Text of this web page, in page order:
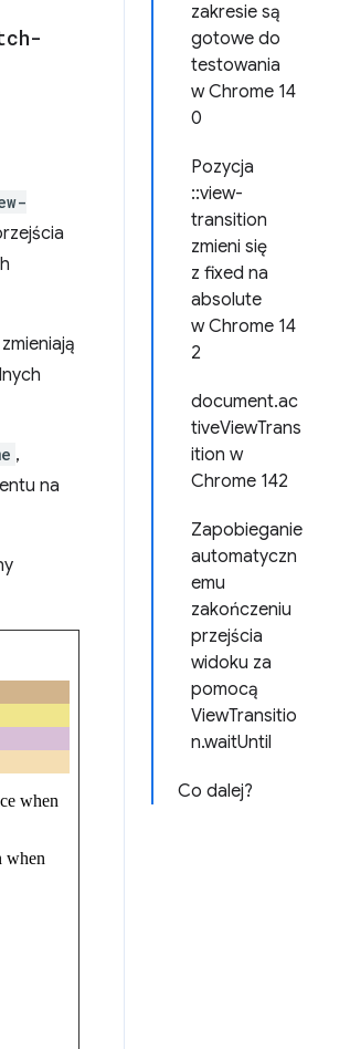
zakresie są
gotowe do
testowania
w Chrome 14
0
Pozycja
::view-
transition
zmieni się
z fixed na
absolute
w Chrome 14
2
document.ac
tiveViewTrans
ition w
Chrome 142
Zapobieganie
automatyczn
emu
zakończeniu
przejścia
widoku za
pomocą
ViewTransitio
n.waitUntil
Co dalej?
,
na